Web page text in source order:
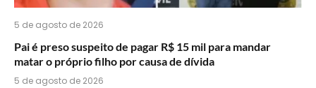
5 de agosto de 2026
Pai é preso suspeito de pagar R$ 15 mil para mandar
matar o próprio filho por causa de dívida
5 de agosto de 2026